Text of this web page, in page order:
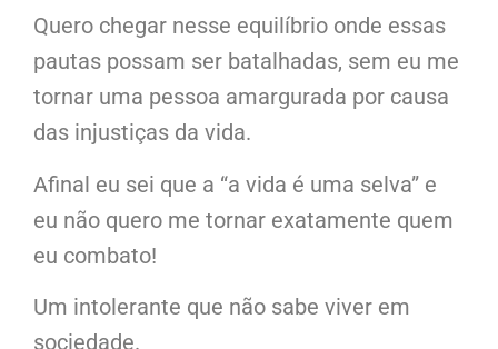
Quero chegar nesse equilíbrio onde essas
pautas possam ser batalhadas, sem eu me
tornar uma pessoa amargurada por causa
das injustiças da vida.
Afinal eu sei que a “a vida é uma selva” e
eu não quero me tornar exatamente quem
eu combato!
Um intolerante que não sabe viver em
sociedade.